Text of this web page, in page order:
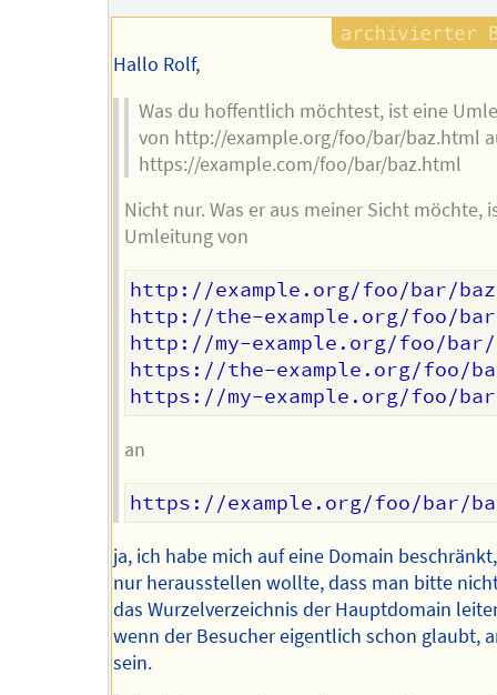
Hallo Rolf,
Was du hoffentlich möchtest, ist eine
von http://example.org/foo/bar/baz.html
https://example.com/foo/bar/baz.html
Nicht nur. Was er aus meiner Sicht möchte,
Umleitung von
http://example.org/foo/bar/
http://the-example.org/foo/
http://my-example.org/foo/
https://the-example.org/foo/
an
ja, ich habe mich auf eine Domain
nur herausstellen wollte, dass man bitte
das Wurzelverzeichnis der Hauptdomain
wenn der Besucher eigentlich schon glaubt,
sein.